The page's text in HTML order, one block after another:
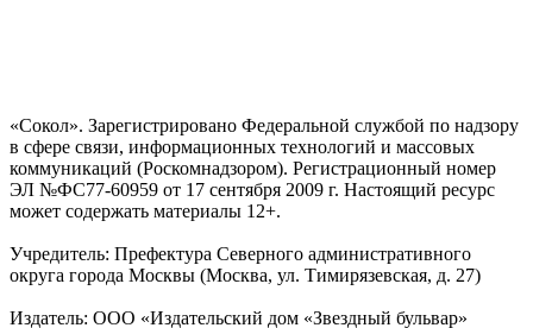
«Сокол». Зарегистрировано Федеральной службой по надзору
в сфере связи, информационных технологий и массовых
коммуникаций (Роскомнадзором). Регистрационный номер
ЭЛ №ФС77-60959 от 17 сентября 2009 г. Настоящий ресурс
может содержать материалы 12+.
Учредитель: Префектура Северного административного
округа города Москвы (Москва, ул. Тимирязевская, д. 27)
Издатель: ООО «Издательский дом «Звездный бульвар»